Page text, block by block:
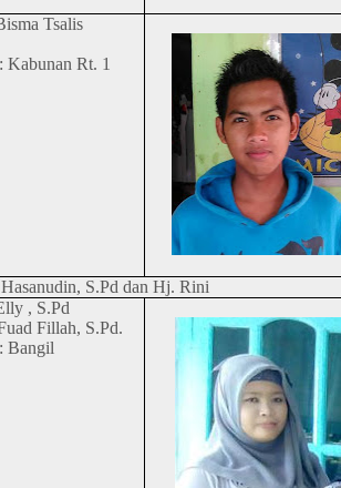
Tsalis
Kabunan Rt. 1
S.Pd dan Hj. Rini
, S.Pd
Fillah, S.Pd.
Bangil